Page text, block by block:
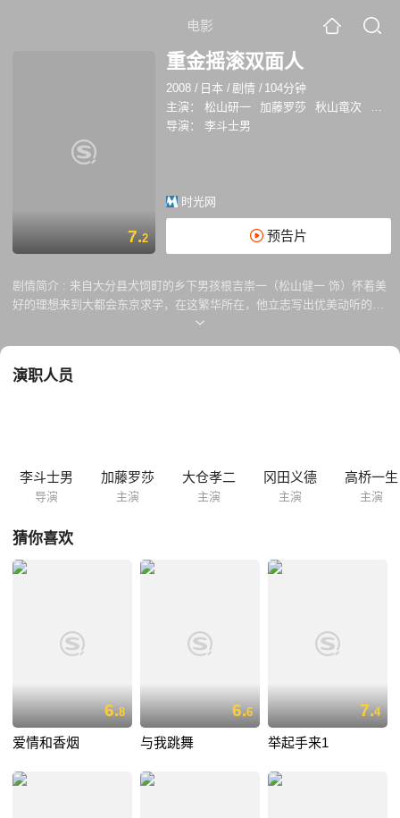
电影
7.2
重金摇滚双面人
2008 / 日本 /剧情 / 104分钟
主演：
松山研一 加藤罗莎 秋山竜次
细田
导演：
李斗士男
时光网
预告片
剧情简介 : 来自大分县犬饲町的乡下男孩根吉崇一（松山健一 饰）怀着美
好的理想来到大都会东京求学，在这繁华所在，他立志写出优美动听的歌
曲，成为受万众瞩目的时尚达人。然而事与愿违，直到毕业他的纯情歌曲
万千死忠疯狂痴迷。 虽名声在外，根吉却时时想脱离这支只会贩卖死
演职人员
李斗士男
导演
加藤罗莎
主演
大仓孝二
主演
冈田义德
主演
高桥一生
主演
猜你喜欢
6.8
爱情和香烟
6.6
与我跳舞
7.4
举起手来1